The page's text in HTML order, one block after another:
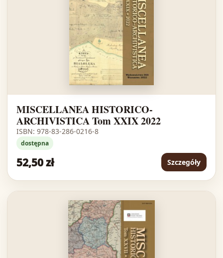
MISCELLANEA HISTORICO-
ARCHIVISTICA Tom XXIX 2022
ISBN: 978-83-286-0216-8
dostępna
52,50 zł Szczegóły